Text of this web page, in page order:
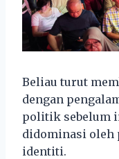
Beliau turut
dengan
politik sebelum
didominasi oleh
identiti.